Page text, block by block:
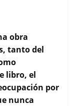
obra
tanto del
libro, el
por
nunca